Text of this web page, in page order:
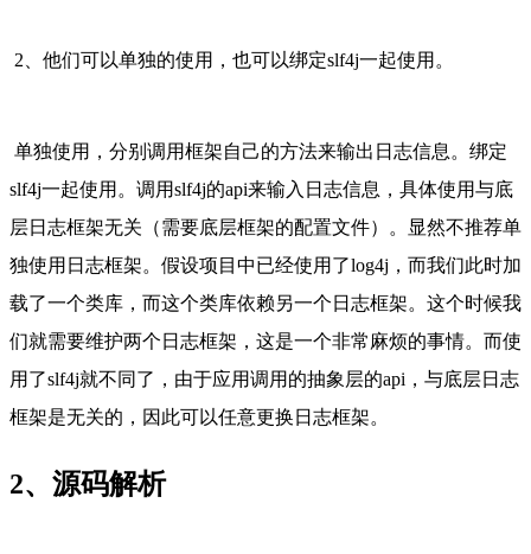
2、他们可以单独的使用，也可以绑定slf4j一起使用。
单独使用，分别调用框架自己的方法来输出日志信息。绑定
slf4j一起使用。调用slf4j的api来输入日志信息，具体使用与底
层日志框架无关（需要底层框架的配置文件）。显然不推荐单
独使用日志框架。假设项目中已经使用了log4j，而我们此时加
载了一个类库，而这个类库依赖另一个日志框架。这个时候我
们就需要维护两个日志框架，这是一个非常麻烦的事情。而使
用了slf4j就不同了，由于应用调用的抽象层的api，与底层日志
框架是无关的，因此可以任意更换日志框架。
2、源码解析